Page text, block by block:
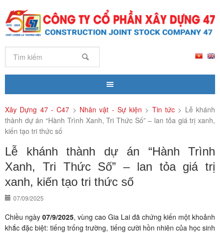
Xây Dựng 47 - C47 > Nhân vật - Sự kiện > Tin tức > Lễ khánh
thành dự án “Hành Trình Xanh, Tri Thức Số” – lan tỏa giá trị xanh,
kiến tạo tri thức số
Lễ khánh thành dự án “Hành Trình
Xanh, Tri Thức Số” – lan tỏa giá trị
xanh, kiến tạo tri thức số
07/09/2025
Chiều ngày 07/9/2025, vùng cao Gia Lai đã chứng kiến một khoảnh
khắc đặc biệt: tiếng trống trường, tiếng cười hồn nhiên của học sinh